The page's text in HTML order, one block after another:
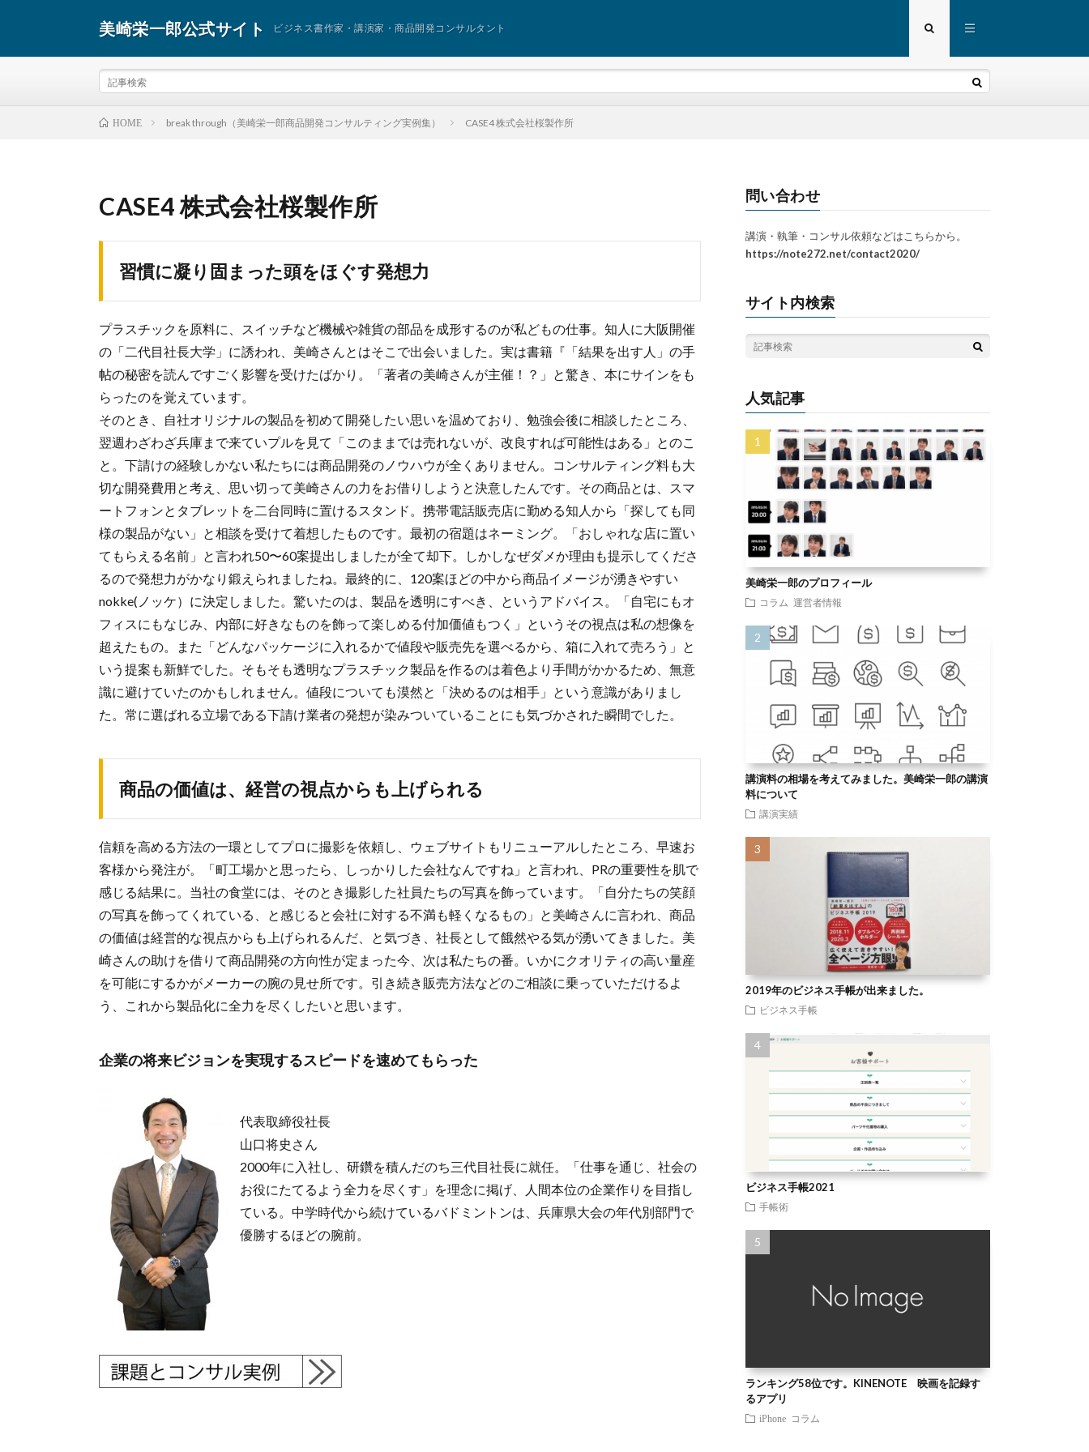
美崎栄一郎公式サイト ビジネス書作家・講演家・商品開発コンサルタント
HOME break through（美崎栄一郎商品開発コンサルティング実例集） CASE4 株式会社桜製作所
CASE4 株式会社桜製作所
習慣に凝り固まった頭をほぐす発想力
プラスチックを原料に、スイッチなど機械や雑貨の部品を成形するのが私どもの仕事。知人に大阪開催
の「二代目社長大学」に誘われ、美崎さんとはそこで出会いました。実は書籍『「結果を出す人」の手
帖の秘密を読んですごく影響を受けたばかり。「著者の美崎さんが主催！？」と驚き、本にサインをも
らったのを覚えています。
そのとき、自社オリジナルの製品を初めて開発したい思いを温めており、勉強会後に相談したところ、
翌週わざわざ兵庫まで来ていプルを見て「このままでは売れないが、改良すれば可能性はある」とのこ
と。下請けの経験しかない私たちには商品開発のノウハウが全くありません。コンサルティング料も大
切な開発費用と考え、思い切って美崎さんの力をお借りしようと決意したんです。その商品とは、スマ
ートフォンとタブレットを二台同時に置けるスタンド。携帯電話販売店に勤める知人から「探しても同
様の製品がない」と相談を受けて着想したものです。最初の宿題はネーミング。「おしゃれな店に置い
てもらえる名前」と言われ50〜60案提出しましたが全て却下。しかしなぜダメか理由も提示してくださ
るので発想力がかなり鍛えられましたね。最終的に、120案ほどの中から商品イメージが湧きやすい
nokke(ノッケ）に決定しました。驚いたのは、製品を透明にすべき、というアドバイス。「自宅にもオ
フィスにもなじみ、内部に好きなものを飾って楽しめる付加価値もつく」というその視点は私の想像を
超えたもの。また「どんなパッケージに入れるかで値段や販売先を選べるから、箱に入れて売ろう」と
いう提案も新鮮でした。そもそも透明なプラスチック製品を作るのは着色より手間がかかるため、無意
識に避けていたのかもしれません。値段についても漠然と「決めるのは相手」という意識がありまし
た。常に選ばれる立場である下請け業者の発想が染みついていることにも気づかされた瞬間でした。
商品の価値は、経営の視点からも上げられる
信頼を高める方法の一環としてプロに撮影を依頼し、ウェブサイトもリニューアルしたところ、早速お
客様から発注が。「町工場かと思ったら、しっかりした会社なんですね」と言われ、PRの重要性を肌で
感じる結果に。当社の食堂には、そのとき撮影した社員たちの写真を飾っています。「自分たちの笑顔
の写真を飾ってくれている、と感じると会社に対する不満も軽くなるもの」と美崎さんに言われ、商品
の価値は経営的な視点からも上げられるんだ、と気づき、社長として餓然やる気が湧いてきました。美
崎さんの助けを借りて商品開発の方向性が定まった今、次は私たちの番。いかにクオリティの高い量産
を可能にするかがメーカーの腕の見せ所です。引き続き販売方法などのご相談に乗っていただけるよ
う、これから製品化に全力を尽くしたいと思います。
企業の将来ビジョンを実現するスピードを速めてもらった
代表取締役社長
山口将史さん
2000年に入社し、研鑽を積んだのち三代目社長に就任。「仕事を通じ、社会の
お役にたてるよう全力を尽くす」を理念に掲げ、人間本位の企業作りを目指し
ている。中学時代から続けているバドミントンは、兵庫県大会の年代別部門で
優勝するほどの腕前。
問い合わせ
講演・執筆・コンサル依頼などはこちらから。
https://note272.net/contact2020/
サイト内検索
人気記事
美崎栄一郎のプロフィール
コラム 運営者情報
講演料の相場を考えてみました。美崎栄一郎の講演
料について
講演実績
2019年のビジネス手帳が出来ました。
ビジネス手帳
ビジネス手帳2021
手帳術
ランキング58位です。KINENOTE 映画を記録す
るアプリ
iPhone コラム